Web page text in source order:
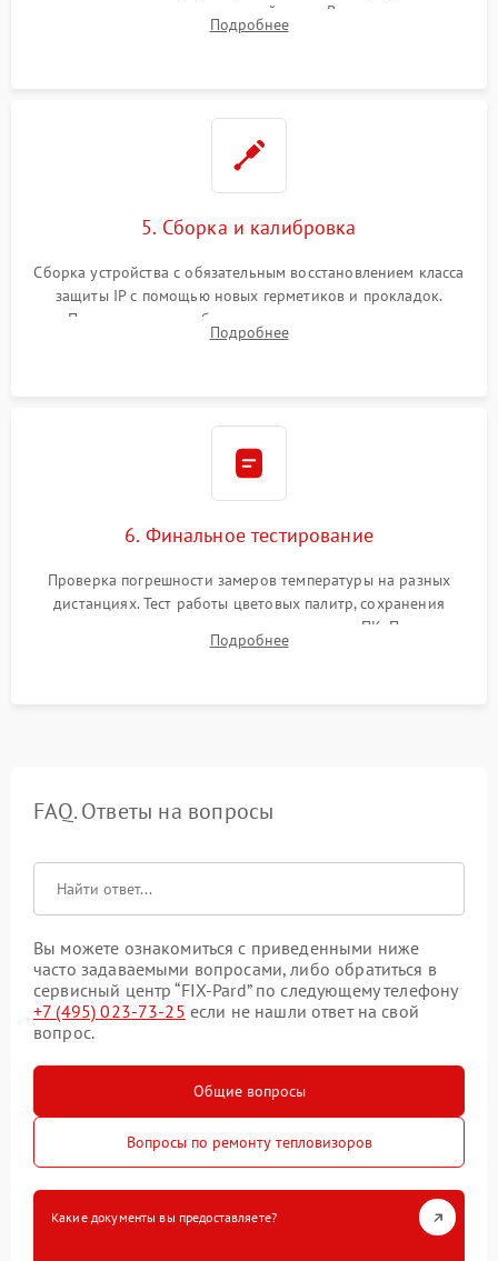
контроллеров на материнской плате. Восстановление
разъемов и кнопок, замена поврежденных элементов
Подробнее
5. Сборка и калибровка
Сборка устройства с обязательным восстановлением класса
защиты IP с помощью новых герметиков и прокладок.
Программная калибровка матрицы по эталонному
абсолютно черному телу для точного измерения температур.
Подробнее
6. Финальное тестирование
Проверка погрешности замеров температуры на разных
дистанциях. Тест работы цветовых палитр, сохранения
термограмм в память и передачи данных на ПК. Проверка
автономности работы и итоговый контроль качества.
Подробнее
FAQ. Ответы на вопросы
Вы можете ознакомиться с приведенными ниже
часто задаваемыми вопросами, либо обратиться в
сервисный центр “FIX-Pard” по следующему телефону
+7 (495) 023-73-25 если не нашли ответ на свой
вопрос.
Общие вопросы
Вопросы по ремонту тепловизоров
Какие документы вы предоставляете?